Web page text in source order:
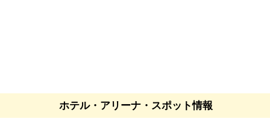
ホテル・アリーナ・スポット情報